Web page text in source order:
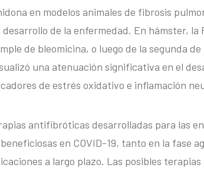
en modelos animales de fibrosis
de la enfermedad. En hámster,
de bleomicina, o luego de la segunda
una atenuación significativa en el
de estrés oxidativo e inflamación
antifibróticas desarrolladas para las
en COVID-19, tanto en la fase
a largo plazo. Las posibles